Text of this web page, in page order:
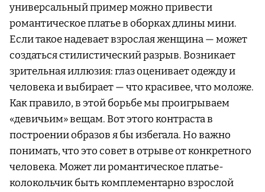
универсальный пример можно привести
романтическое платье в оборках длины мини.
Если такое надевает взрослая женщина — может
создаться стилистический разрыв. Возникает
зрительная иллюзия: глаз оценивает одежду и
человека и выбирает — что красивее, что моложе.
Как правило, в этой борьбе мы проигрываем
«девичьим» вещам. Вот этого контраста в
построении образов я бы избегала. Но важно
понимать, что это совет в отрыве от конкретного
человека. Может ли романтическое платье-
колокольчик быть комплементарно взрослой